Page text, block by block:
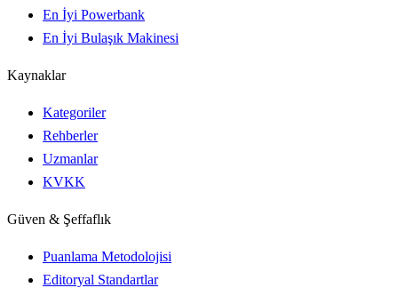
En İyi Powerbank
En İyi Bulaşık Makinesi
Kaynaklar
Kategoriler
Rehberler
Uzmanlar
KVKK
Güven & Şeffaflık
Puanlama Metodolojisi
Editoryal Standartlar